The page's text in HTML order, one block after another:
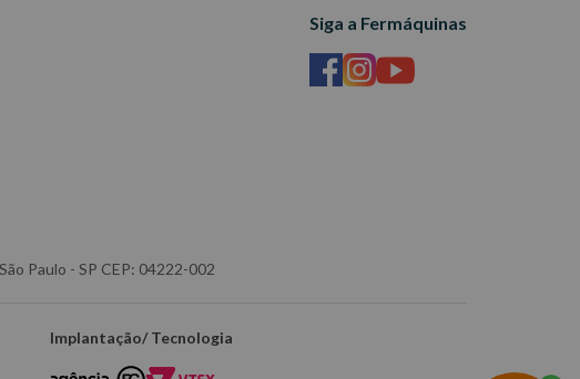
Paulo - SP CEP: 04222-002
Siga a Fermáquinas
Implantação/ Tecnologia